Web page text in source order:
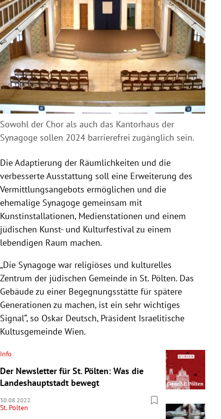
Sowohl der Chor als auch das Kantorhaus der
Synagoge sollen 2024 barrierefrei zugänglich sein.
Die Adaptierung der Räumlichkeiten und die
verbesserte Ausstattung soll eine Erweiterung des
Vermittlungsangebots ermöglichen und die
ehemalige Synagoge gemeinsam mit
Kunstinstallationen, Medienstationen und einem
jüdischen Kunst- und Kulturfestival zu einem
lebendigen Raum machen.
„Die Synagoge war religiöses und kulturelles
Zentrum der jüdischen Gemeinde in St. Pölten. Das
Gebäude zu einer Begegnungsstätte für spätere
Generationen zu machen, ist ein sehr wichtiges
Signal“, so Oskar Deutsch, Präsident Israelitische
Kultusgemeinde Wien.
Info
Der Newsletter für St. Pölten: Was die
Landeshauptstadt bewegt
30.08.2022
St. Pölten